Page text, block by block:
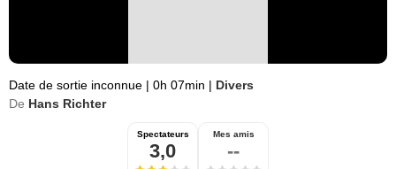
Date de sortie inconnue | 0h 07min | Divers
De Hans Richter
Spectateurs
3,0
Mes amis
--